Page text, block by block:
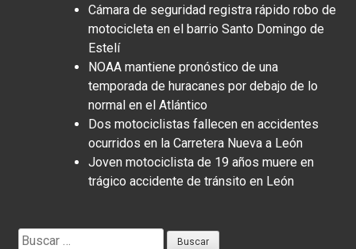
Cámara de seguridad registra rápido robo de
motocicleta en el barrio Santo Domingo de
Estelí
NOAA mantiene pronóstico de una
temporada de huracanes por debajo de lo
normal en el Atlántico
Dos motociclistas fallecen en accidentes
ocurridos en la Carretera Nueva a León
Joven motociclista de 19 años muere en
trágico accidente de tránsito en León
Buscar: